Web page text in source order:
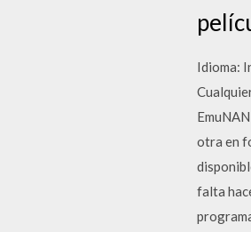
Idioma:
otra en
falta